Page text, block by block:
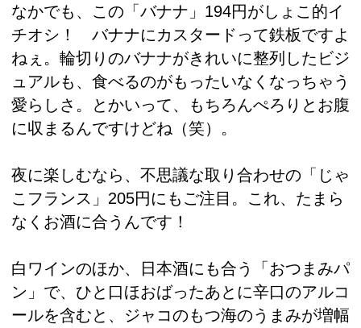
なかでも、この「バナナ」194円がしょこ的イ
チオシ！ バナナにカスタードって鉄板ですよ
ねぇ。輪切りのバナナがきれいに整列したビジ
ュアルも、食べるのがもったいなくなっちゃう
愛らしさ。とかいって、もちろんぺろりとお腹
に収まるんですけどね（笑）。
夜に楽しむなら、不思議な取り合わせの「じゃ
こフランス」205円にもご注目。これ、たまら
なくお酒に合うんです！
白ワインのほか、日本酒にも合う「おつまみパ
ン」で、ひと口ほおばったあとに辛口のアルコ
ールを含むと、ジャコのもつ海のうまみが増幅